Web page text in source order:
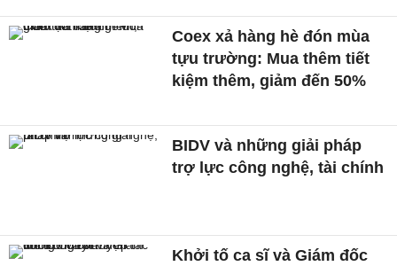
Coex xả hàng hè đón mùa
tựu trường: Mua thêm tiết
kiệm thêm, giảm đến 50%
BIDV và những giải pháp
trợ lực công nghệ, tài chính
Khởi tố ca sĩ và Giám đốc